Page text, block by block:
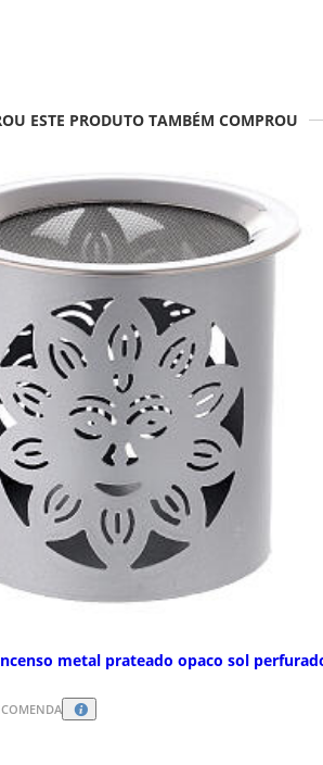
ESTE PRODUTO TAMBÉM COMPROU
metal prateado opaco sol